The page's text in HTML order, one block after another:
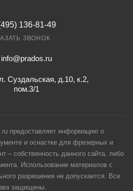
136-81-49
ЗВОНОК
info@prados.ru
Суздальская, д.10, к.2,
пом.3/1
предоставляет информацию о
и оснастке для фрезерных и
– собственность данного сайта, либо
Использование материалов с
разрешения не допускается. Все
защищены.